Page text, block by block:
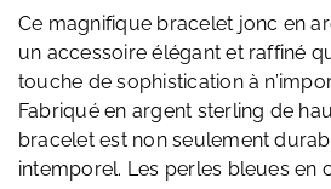
Ce magnifique bracelet jonc en
un accessoire élégant et raffiné
touche de sophistication à
Fabriqué en argent sterling de
bracelet est non seulement
intemporel. Les perles bleues en